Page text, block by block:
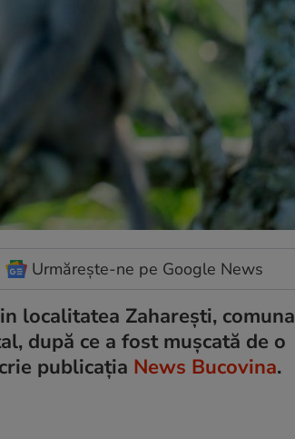
Urmărește-ne pe Google News
localitatea Zaharești, comuna
după ce a fost mușcată de o
publicația News Bucovina.